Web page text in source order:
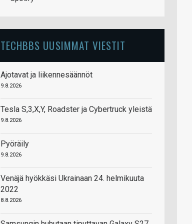
TECHBBS UUSIMMAT VIESTIT
Ajotavat ja liikennesäännöt
9.8.2026
Tesla S,3,X,Y, Roadster ja Cybertruck yleistä
9.8.2026
Pyöräily
9.8.2026
Venäjä hyökkäsi Ukrainaan 24. helmikuuta
2022
8.8.2026